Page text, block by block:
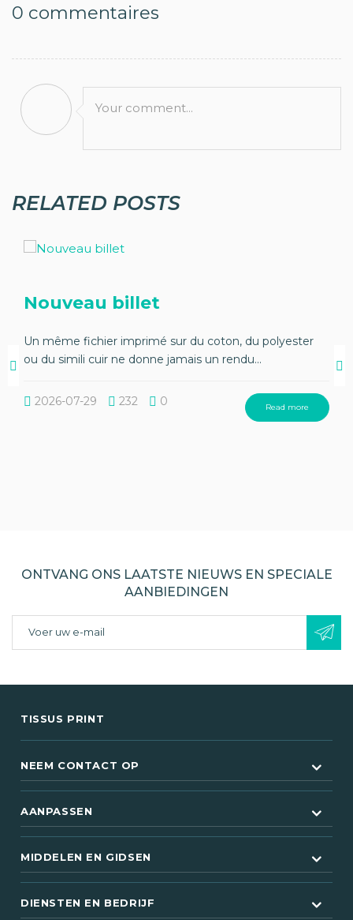
0 commentaires
Your comment...
RELATED POSTS
Nouveau billet
Un même fichier imprimé sur du coton, du polyester
ou du simili cuir ne donne jamais un rendu...
2026-07-29 232 0 Read more
ONTVANG ONS LAATSTE NIEUWS EN SPECIALE
AANBIEDINGEN
TISSUS PRINT
NEEM CONTACT OP
AANPASSEN
MIDDELEN EN GIDSEN
DIENSTEN EN BEDRIJF